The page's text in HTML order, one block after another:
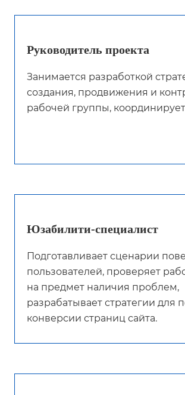
Руководитель проекта
Занимается разработкой
создания, продвижения и
рабочей группы,
Юзабилити-специалист
Подготавливает сценарии
пользователей, проверяет
на предмет наличия проблем,
разрабатывает стратегии для
конверсии страниц сайта.